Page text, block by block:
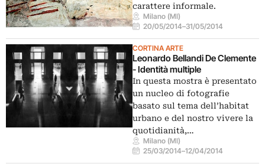
carattere informale.
Milano (MI)
20/05/2014–31/05/2014
CORTINA ARTE
Leonardo Bellandi De Clemente
- Identità multiple
In questa mostra è presentato
un nucleo di fotografie
basato sul tema dell’habitat
urbano e del nostro vivere la
quotidianità,…
Milano (MI)
25/03/2014–12/04/2014